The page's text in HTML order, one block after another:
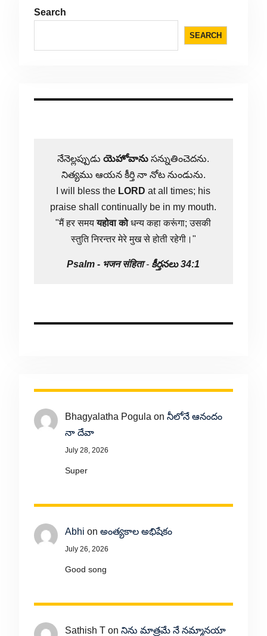
Search
SEARCH
నేనెల్లప్పుడుయెహోవాను సన్నుతించెదను.
నిత్యము ఆయన కీర్తి నా నోట నుండును.
I will bless the LORD at all times; his
praise shall continually be in my mouth.
"मैं हर समययहोवा कोधन्य कहा करूंगा; उसकी
स्तुति निरन्तर मेरे मुख से होती रहेगी।"
Psalm - भजन संहिता- కీర్తనలు 34:1
Bhagyalatha Pogula on నీలోనే ఆనందం
నా దేవా
July 28, 2026
Super
Abhi on అంత్యకాల అభిషేకం
July 26, 2026
Good song
Sathish Ton నిను మాత్రమే నే నమ్మానయా